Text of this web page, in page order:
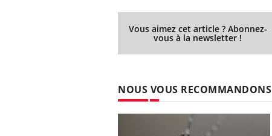
Vous aimez cet article ? Abonnez-
vous à la newsletter !
NOUS VOUS RECOMMANDONS